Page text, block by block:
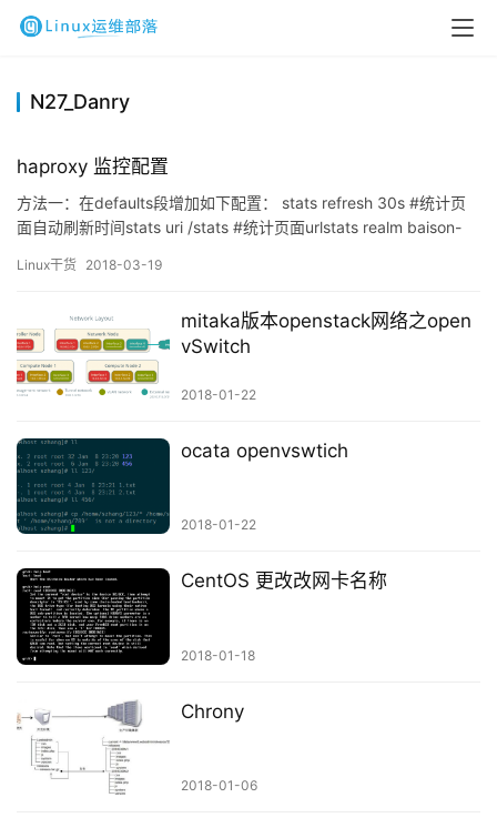
N27_Danry
haproxy 监控配置
方法一：在defaults段增加如下配置： stats refresh 30s #统计页
面自动刷新时间stats uri /stats #统计页面urlstats realm baison-
admin:admin123 #统计页面用户名和密码设置stats hide-version
Linux干货 2018-03-19
mitaka版本openstack网络之open
vSwitch
2018-01-22
ocata openvswtich
2018-01-22
CentOS 更改改网卡名称
2018-01-18
Chrony
2018-01-06